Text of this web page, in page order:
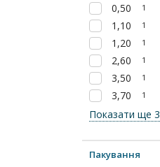
0,50 1
1,10 1
1,20 1
2,60 1
3,50 1
3,70 1
Показати ще 3
Пакування